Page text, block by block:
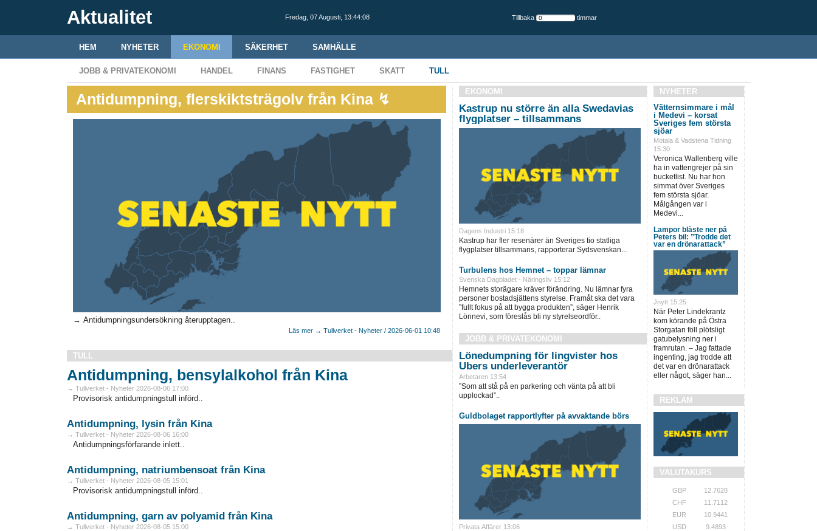
Aktualitet Fredag, 07 Augusti, 13:44:09 Tillbaka timmar
HEM NYHETER EKONOMI SÄKERHET SAMHÄLLE
JOBB & PRIVATEKONOMI HANDEL FINANS FASTIGHET SKATT TULL
Antidumpning, flerskiktsträgolv från Kina ↯
→ Antidumpningsundersökning återupptagen..
Läs mer → Tullverket - Nyheter / 2026-06-01 10:48
TULL
Antidumpning, bensylalkohol från Kina
→ Tullverket - Nyheter 2026-08-06 17:00
Provisorisk antidumpningstull införd..
Antidumpning, lysin från Kina
→ Tullverket - Nyheter 2026-08-06 16:00
Antidumpningsförfarande inlett..
Antidumpning, natriumbensoat från Kina
→ Tullverket - Nyheter 2026-08-05 15:01
Provisorisk antidumpningstull införd..
Antidumpning, garn av polyamid från Kina
→ Tullverket - Nyheter 2026-08-05 15:00
EKONOMI
Kastrup nu större än alla Swedavias
flygplatser – tillsammans
Dagens Industri 15:18
Kastrup har fler resenärer än Sveriges tio statliga
flygplatser tillsammans, rapporterar Sydsvenskan...
Turbulens hos Hemnet – toppar lämnar
Svenska Dagbladet - Näringsliv 15:12
Hemnets storägare kräver förändring. Nu lämnar fyra
personer bostadsjättens styrelse. Framåt ska det vara
”fullt fokus på att bygga produkten”, säger Henrik
Lönnevi, som föreslås bli ny styrelseordför..
JOBB & PRIVATEKONOMI
Lönedumpning för lingvister hos
Ubers underleverantör
Arbetaren 13:54
”Som att stå på en parkering och vänta på att bli
upplockad”..
Guldbolaget rapportlyfter på avvaktande börs
Privata Affärer 13:06
NYHETER
Vätternsimmare i mål
i Medevi – korsat
Sveriges fem största
sjöar
Motala & Vadstena Tidning
15:30
Veronica Wallenberg ville
ha in vattengrejer på sin
bucketlist. Nu har hon
simmat över Sveriges
fem största sjöar.
Målgången var i
Medevi...
Lampor blåste ner på
Peters bil: ”Trodde det
var en drönarattack”
Jnytt 15:25
När Peter Lindekrantz
kom körande på Östra
Storgatan föll plötsligt
gatubelysning ner i
framrutan. – Jag fattade
ingenting, jag trodde att
det var en drönarattack
eller något, säger han...
REKLAM
VALUTAKURS
GBP
12.7628
CHF
11.7112
EUR
10.9441
USD
9.4893